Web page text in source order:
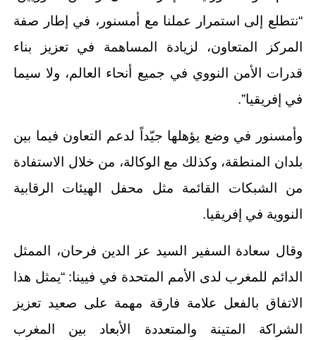
“نتطلع إلى استمرار عملنا مع أمسنور، في إطار صفة
المركز المتعاون، لزيادة المساهمة في تعزيز بناء
قدرات الأمن النووي في جميع أنحاء العالم، ولا سيما
في إفريقيا”.
وأمسنور في وضع يؤهلها جيّداً لدعم التعاون فيما بين
بلدان المنطقة، وكذلك مع الوكالة، من خلال الاستفادة
من الشبكات القائمة مثل محفل الهيئات الرقابية
النووية في إفريقيا.
وقال سعادة السفير السيد عز الدين فرحان، الممثل
الدائم للمغرب لدى الأمم المتحدة في فيينا: “يمثل هذا
الاتفاق بالفعل علامة فارقة مهمة على صعيد تعزيز
الشراكة المتينة والمتعددة الأبعاد بين المغرب